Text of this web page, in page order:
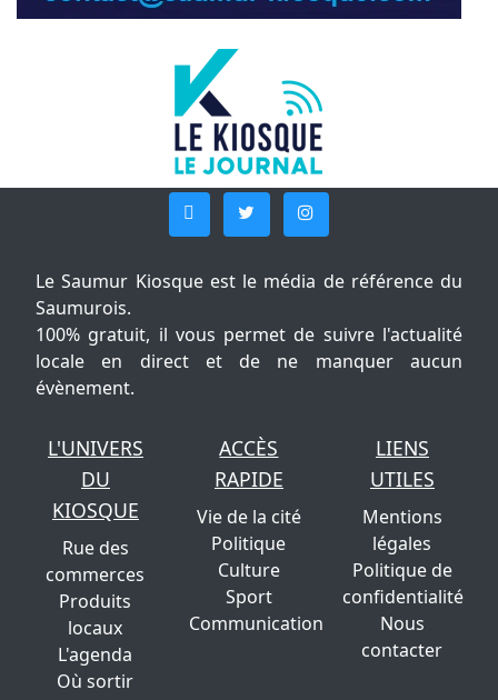
Le Saumur Kiosque est le média de référence du
Saumurois.
100% gratuit, il vous permet de suivre l'actualité
locale en direct et de ne manquer aucun
évènement.
L'UNIVERS
DU
KIOSQUE
Rue des
commerces
Produits
locaux
L'agenda
Où sortir
ACCÈS
RAPIDE
Vie de la cité
Politique
Culture
Sport
Communication
LIENS
UTILES
Mentions
légales
Politique de
confidentialité
Nous
contacter